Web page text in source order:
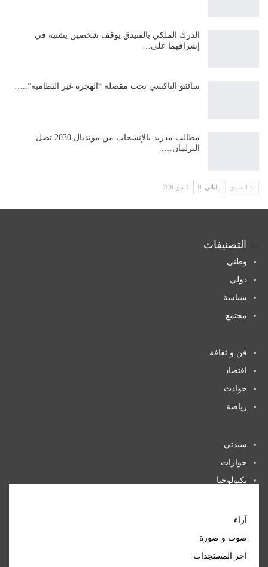
الدرك الملكي بالفنيدق يوقف شخصين يشتبه في
إشرافهما على…
سائقو التاكسي تحت مقصلة “الهجرة غير النظامية”..…
مطالب مدريد بالإنسحاب من مونديال 2030 تصل
البرلمان….
السابق التالي 1 من 708
التصنيفات
وطني
دولي
سياسة
مجتمع
فن و ثقافة
اقتصاد
حوادث
رياضة
سيدتي
حوارات
تكنولوجيا
آراء
صوت و صورة
اخر المستجدات